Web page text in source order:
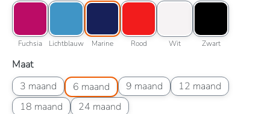
Kleuroptie: Fuchsia
Fuchsia
Kleuroptie: Lichtblauw
Lichtblauw
Kleuroptie: Marine
Marine
Kleuroptie: Rood
Rood
Kleuroptie: Wit
Wit
Kleuroptie: Zwart
Zwart
Selecteer
Maat
3 maand
Maatoptie: 3 maand
6 maand
Maatoptie: 6 maand
9 maand
Maatoptie: 9 maand12 maand
Maatoptie: 12 maand
18 maand
Maatoptie: 18 maand24 maand
Maatoptie: 24 maand